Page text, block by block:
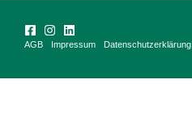
AGB Impressum Datenschutzerklärung